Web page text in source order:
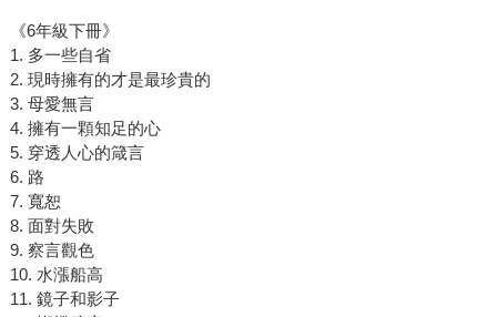
《6年級下冊》
1. 多一些自省
2. 現時擁有的才是最珍貴的
3. 母愛無言
4. 擁有一顆知足的心
5. 穿透人心的箴言
6. 路
7. 寬恕
8. 面對失敗
9. 察言觀色
10. 水漲船高
11. 鏡子和影子